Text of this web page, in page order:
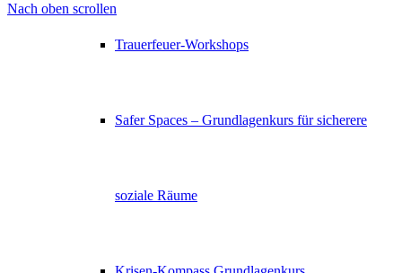
Trauerfeuer-Workshops
Safer Spaces – Grundlagenkurs für sicherere
soziale Räume
Nach oben scrollen